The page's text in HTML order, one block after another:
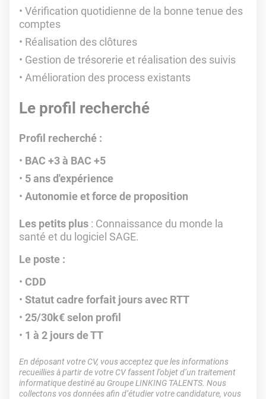
Vérification quotidienne de la bonne tenue des
comptes
Réalisation des clôtures
Gestion de trésorerie et réalisation des suivis
Amélioration des process existants
Le profil recherché
Profil recherché :
BAC +3 à BAC +5
5 ans d'expérience
Autonomie et force de proposition
Les petits plus : Connaissance du monde la
santé et du logiciel SAGE.
Le poste :
CDD
Statut cadre forfait jours avec RTT
25/30k€ selon profil
1 à 2 jours de TT
En déposant votre CV, vous acceptez que les informations
recueillies à partir de votre CV fassent l’objet d’un traitement
informatique destiné au Groupe LINKING TALENTS. Nous
collectons vos données afin d’étudier votre candidature, vous